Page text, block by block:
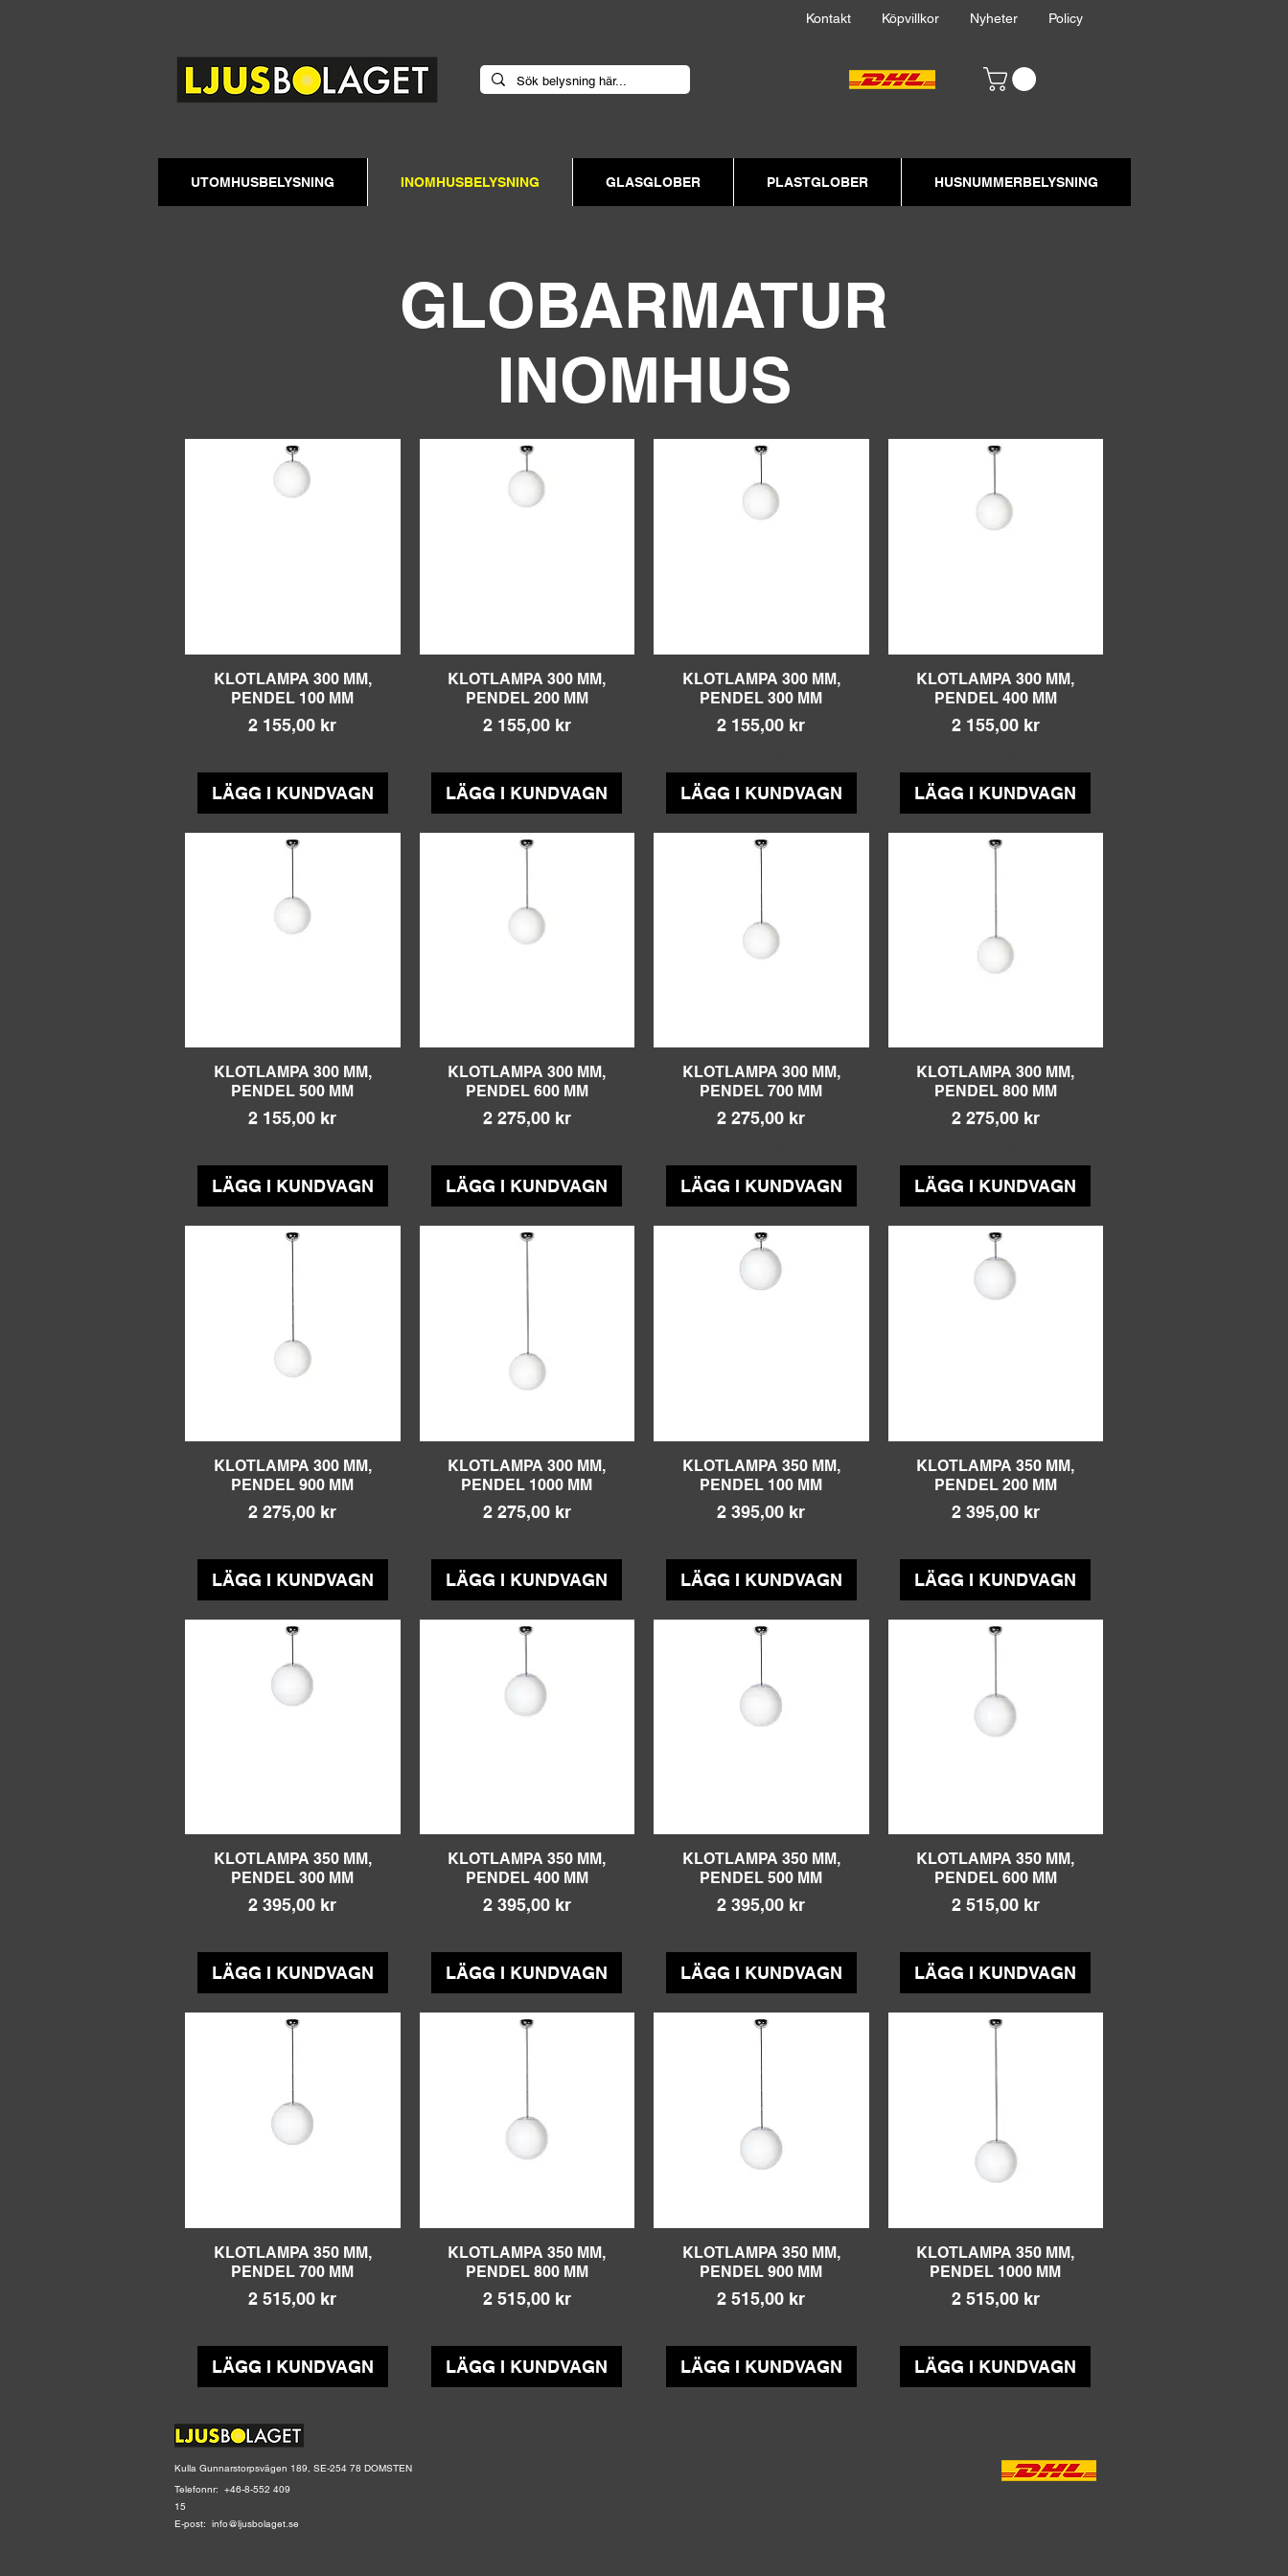
Kontakt Köpvillkor Nyheter Policy
UTOMHUSBELYSNING INOMHUSBELYSNING GLASGLOBER PLASTGLOBER HUSNUMMERBELYSNING
GLOBARMATUR
INOMHUS
Snabbvisning
KLOTLAMPA 300 MM,
PENDEL 100 MM
Pris
2 155,00 kr
LÄGG I KUNDVAGN
Snabbvisning
KLOTLAMPA 300 MM,
PENDEL 200 MM
Pris
2 155,00 kr
LÄGG I KUNDVAGN
Snabbvisning
KLOTLAMPA 300 MM,
PENDEL 300 MM
Pris
2 155,00 kr
LÄGG I KUNDVAGN
Snabbvisning
KLOTLAMPA 300 MM,
PENDEL 400 MM
Pris
2 155,00 kr
LÄGG I KUNDVAGN
Snabbvisning
KLOTLAMPA 300 MM,
PENDEL 500 MM
Pris
2 155,00 kr
LÄGG I KUNDVAGN
Snabbvisning
KLOTLAMPA 300 MM,
PENDEL 600 MM
Pris
2 275,00 kr
LÄGG I KUNDVAGN
Snabbvisning
KLOTLAMPA 300 MM,
PENDEL 700 MM
Pris
2 275,00 kr
LÄGG I KUNDVAGN
Snabbvisning
KLOTLAMPA 300 MM,
PENDEL 800 MM
Pris
2 275,00 kr
LÄGG I KUNDVAGN
Snabbvisning
KLOTLAMPA 300 MM,
PENDEL 900 MM
Pris
2 275,00 kr
LÄGG I KUNDVAGN
Snabbvisning
KLOTLAMPA 300 MM,
PENDEL 1000 MM
Pris
2 275,00 kr
LÄGG I KUNDVAGN
Snabbvisning
KLOTLAMPA 350 MM,
PENDEL 100 MM
Pris
2 395,00 kr
LÄGG I KUNDVAGN
Snabbvisning
KLOTLAMPA 350 MM,
PENDEL 200 MM
Pris
2 395,00 kr
LÄGG I KUNDVAGN
Snabbvisning
KLOTLAMPA 350 MM,
PENDEL 300 MM
Pris
2 395,00 kr
LÄGG I KUNDVAGN
Snabbvisning
KLOTLAMPA 350 MM,
PENDEL 400 MM
Pris
2 395,00 kr
LÄGG I KUNDVAGN
Snabbvisning
KLOTLAMPA 350 MM,
PENDEL 500 MM
Pris
2 395,00 kr
LÄGG I KUNDVAGN
Snabbvisning
KLOTLAMPA 350 MM,
PENDEL 600 MM
Pris
2 515,00 kr
LÄGG I KUNDVAGN
Snabbvisning
KLOTLAMPA 350 MM,
PENDEL 700 MM
Pris
2 515,00 kr
LÄGG I KUNDVAGN
Snabbvisning
KLOTLAMPA 350 MM,
PENDEL 800 MM
Pris
2 515,00 kr
LÄGG I KUNDVAGN
Snabbvisning
KLOTLAMPA 350 MM,
PENDEL 900 MM
Pris
2 515,00 kr
LÄGG I KUNDVAGN
Snabbvisning
KLOTLAMPA 350 MM,
PENDEL 1000 MM
Pris
2 515,00 kr
LÄGG I KUNDVAGN
Kulla Gunnarstorpsvägen 189, SE-254 78 DOMSTEN
Telefonnr: +46-8-552 409
15
E-post: info@ljusbolaget.se